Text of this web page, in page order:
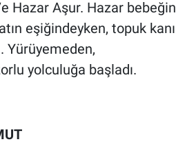
Hazar Aşur. Hazar bebeğin
eşiğindeyken, topuk kanı
Yürüyemeden,
yolculuğa başladı.